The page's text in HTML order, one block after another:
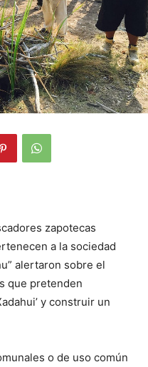
zapotecas
a la sociedad
alertaron sobre el
que pretenden
y construir un
o de uso común